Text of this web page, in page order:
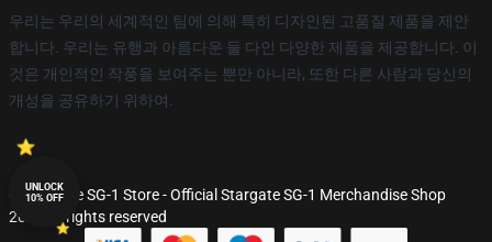
우리는 우리의 세계적인 팀에 의해 특히 디자인된 고품질 제품을 제안
합니다. 우리는 유행과 아름다운 둘 다인 다양한 제품을 제공합니다. 이
것은 개인적인 작풍을 보여주는 뿐만 아니라, 또한 다른 사람과 당신의
개성을 공유하기 위하여.
© Stargate SG-1 Store - Official Stargate SG-1 Merchandise Shop
2026 all rights reserved
UNLOCK
10% OFF